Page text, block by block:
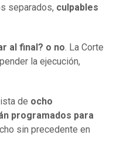
separados, culpables
al final? o no. La Corte
la ejecución,
de ocho
programados para
sin precedente en